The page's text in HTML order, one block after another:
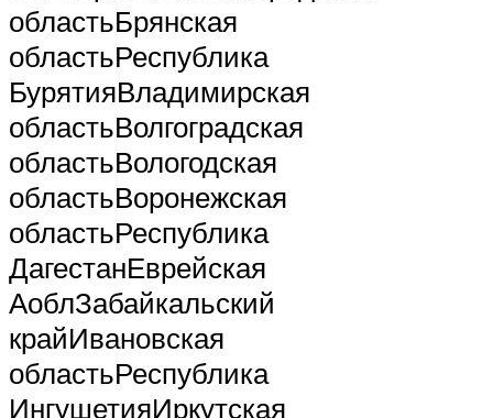
областьБрянская
областьРеспублика
БурятияВладимирская
областьВолгоградская
областьВологодская
областьВоронежская
областьРеспублика
ДагестанЕврейская
АоблЗабайкальский
крайИвановская
областьРеспублика
ИнгушетияИркутская